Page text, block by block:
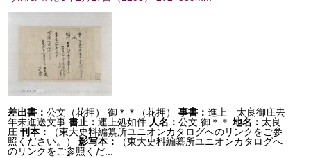
差出書：公文（花押） 御＊＊（花押） 事書：進上 太良御庄去
年未進送文事 書止：運上処如件 人名：公文 御＊＊ 地名： 太良
庄 刊本：
（東大史料編纂所ユニオンカタログへのリンクをご参
照ください。）
影写本：
（東大史料編纂所ユニオンカタログへ
のリンクをご参照くだ...